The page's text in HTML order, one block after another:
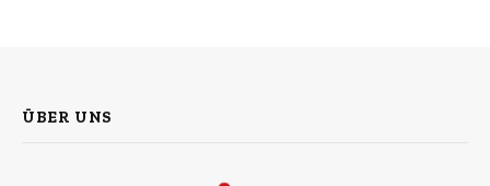
ÜBER UNS